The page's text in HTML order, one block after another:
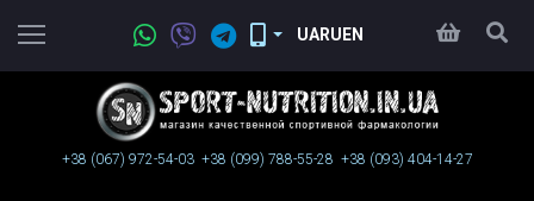
UARUEN
+38 (067) 972-54-03 +38 (099) 788-55-28 +38 (093) 404-14-27